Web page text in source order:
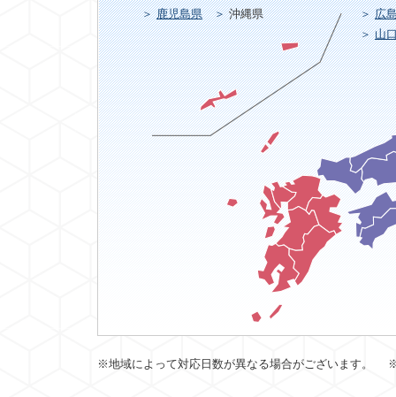
鹿児島県
沖縄県
広
山
※地域によって対応日数が異なる場合がございます。